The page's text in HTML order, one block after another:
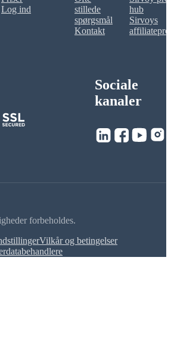
Log ind
stillede
spørgsmål
Kontakt
hub
Sirvoys
Sociale
kanaler
forbeholdes.
Vilkår og betingelser